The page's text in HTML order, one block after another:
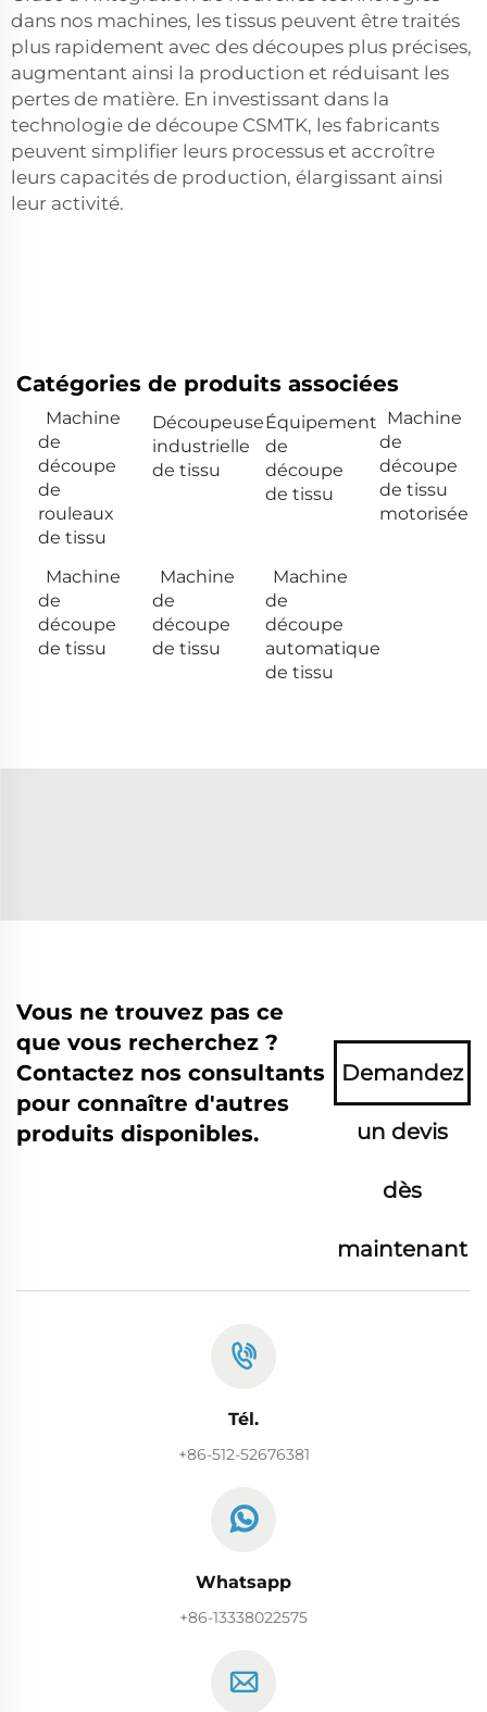
dans nos machines, les tissus peuvent être traités
plus rapidement avec des découpes plus précises,
augmentant ainsi la production et réduisant les
pertes de matière. En investissant dans la
technologie de découpe CSMTK, les fabricants
peuvent simplifier leurs processus et accroître
leurs capacités de production, élargissant ainsi
leur activité.
Catégories de produits associées
Machine
de
découpe
de
rouleaux
de tissu
Découpeuse
industrielle
de tissu
Équipement
de
découpe
de tissu
Machine
de
découpe
de tissu
motorisée
Machine
de
découpe
de tissu
Machine
de
découpe
de tissu
Machine
de
découpe
automatique
de tissu
Vous ne trouvez pas ce
que vous recherchez ?
Contactez nos consultants
pour connaître d'autres
produits disponibles.
Demandez
un devis
dès
maintenant
Tél.
+86-512-52676381
Whatsapp
+86-13338022575